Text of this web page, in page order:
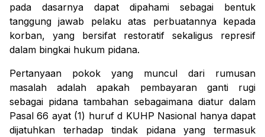
pada dasarnya dapat dipahami sebagai bentuk
tanggung jawab pelaku atas perbuatannya kepada
korban, yang bersifat restoratif sekaligus represif
dalam bingkai hukum pidana.
Pertanyaan pokok yang muncul dari rumusan
masalah adalah apakah pembayaran ganti rugi
sebagai pidana tambahan sebagaimana diatur dalam
Pasal 66 ayat (1) huruf d KUHP Nasional hanya dapat
dijatuhkan terhadap tindak pidana yang termasuk